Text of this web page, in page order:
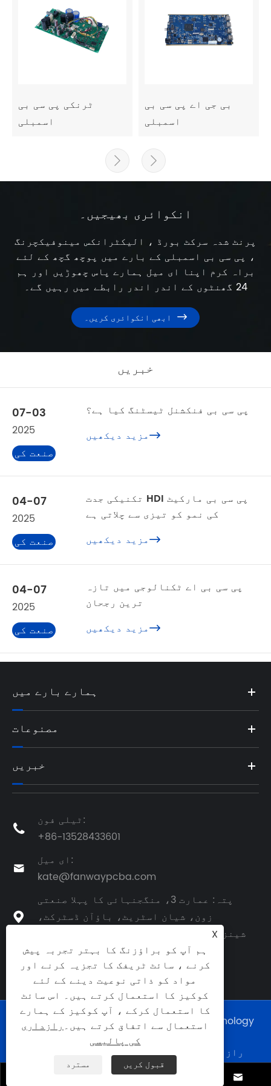
ٹرنکی پی سی بی
اسمبلی
بی جی اے پی سی بی
اسمبلی
 
انکوائری بھیجیں۔
پرنٹ شدہ سرکٹ بورڈ ، الیکٹرانکس مینوفیکچرنگ
، پی سی بی اسمبلی کے بارے میں پوچھ گچھ کے لئے
براہ کرم اپنا ای میل ہمارے پاس چھوڑیں اور ہم
24 گھنٹوں کے اندر اندر رابطے میں رہیں گے۔

خبریں
07-03
2025
صنعت کی
پی سی بی فنکشنل ٹیسٹنگ کیا ہے؟
مزید دیکھیں
04-07
2025
صنعت کی
تکنیکی جدت HDI پی سی بی مارکیٹ
کی نمو کو تیزی سے چلاتی ہے
مزید دیکھیں
04-07
2025
صنعت کی
پی سی بی اے ٹکنالوجی میں تازہ
ترین رجحان
مزید دیکھیں
ہمارے بارے میں
مصنوعات
خبریں

ٹیلی فون:
+86-13528433601

ای میل:
kate@fanwaypcba.com

پتہ: عمارت 3، منگجنہائی کا پہلا صنعتی
زون، شیان اسٹریٹ، باؤآن ڈسٹرکٹ،
شینزین، گوانگ ڈونگ، چین، زپ کوڈ: 518108
کاپی رائٹ © 2025 Shenzhen Fanway Technology
Co., Ltd. جملہ حقوق محفوظ ہیں۔
| RSS | XML
رازداری کی
پالیسی |
 
X
ہم آپ کو براؤزنگ کا بہتر تجربہ پیش
کرنے ، سائٹ ٹریفک کا تجزیہ کرنے اور
مواد کو ذاتی نوعیت دینے کے لئے
کوکیز کا استعمال کرتے ہیں۔ اس سائٹ
کا استعمال کرکے ، آپ کوکیز کے ہمارے
استعمال سے اتفاق کرتے ہیں۔رازداری
کی پالیسی
مسترد قبول کریں